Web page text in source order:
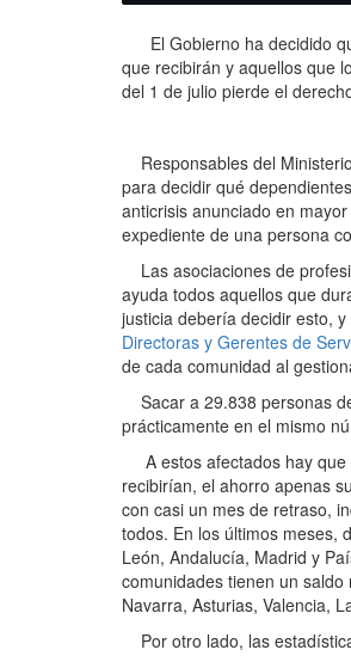
El Gobierno ha decidido
que recibirán y aquellos que
del 1 de julio pierde el
Responsables del
para decidir qué
anticrisis anunciado en
expediente de una persona
Las asociaciones de
ayuda todos aquellos que
justicia debería decidir esto,
Directoras y Gerentes de
de cada comunidad al
Sacar a 29.838 personas
prácticamente en el mismo
A estos afectados hay que
recibirían, el ahorro apenas
con casi un mes de retraso,
todos. En los últimos meses,
León, Andalucía, Madrid y
comunidades tienen un
Navarra, Asturias, Valencia,
Por otro lado, las